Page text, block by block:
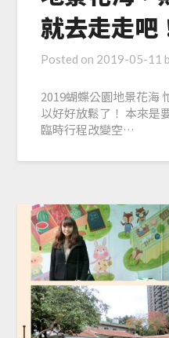
就去走走吧
Posted on 2019-05-11
2019蝴蝶公園地景花海
以好好放鬆了！ 本來是
臨時行程改變空…